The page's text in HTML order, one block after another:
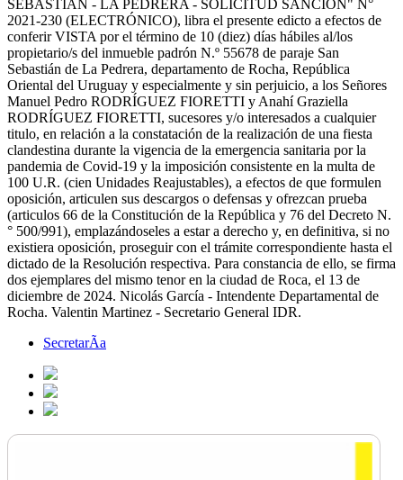
SEBASTIAN - LA PEDRERA - SOLICITUD SANCIÓN" N°
2021-230 (ELECTRÓNICO), libra el presente edicto a efectos de
conferir VISTA por el término de 10 (diez) días hábiles al/los
propietario/s del inmueble padrón N.º 55678 de paraje San
Sebastián de La Pedrera, departamento de Rocha, República
Oriental del Uruguay y especialmente y sin perjuicio, a los Señores
Manuel Pedro RODRÍGUEZ FIORETTI y Anahí Graziella
RODRÍGUEZ FIORETTI, sucesores y/o interesados a cualquier
titulo, en relación a la constatación de la realización de una fiesta
clandestina durante la vigencia de la emergencia sanitaria por la
pandemia de Covid-19 y la imposición consistente en la multa de
100 U.R. (cien Unidades Reajustables), a efectos de que formulen
oposición, articulen sus descargos o defensas y ofrezcan prueba
(articulos 66 de la Constitución de la República y 76 del Decreto N.
° 500/991), emplazándoseles a estar a derecho y, en definitiva, si no
existiera oposición, proseguir con el trámite correspondiente hasta el
dictado de la Resolución respectiva. Para constancia de ello, se firma
dos ejemplares del mismo tenor en la ciudad de Roca, el 13 de
diciembre de 2024. Nicolás García - Intendente Departamental de
Rocha. Valentin Martinez - Secretario General IDR.
SecretarÃ­a